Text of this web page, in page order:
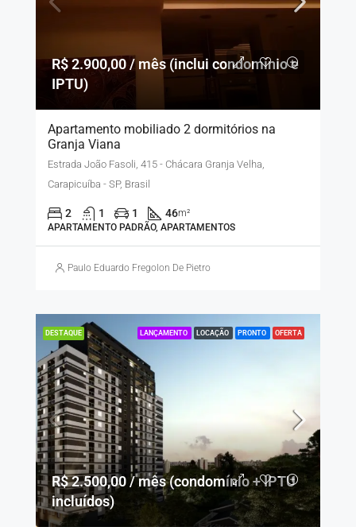
R$ 2.900,00 / mês (inclui condomínio e
IPTU)
Apartamento mobiliado 2 dormitórios na
Granja Viana
Estrada João Fasoli, 415 - Chácara Granja Velha,
Carapicuíba - SP, Brasil
2 1 1 46m²
APARTAMENTO PADRÃO, APARTAMENTOS
Paulo Eduardo Fregolon De Pietro
DESTAQUE LANÇAMENTO LOCAÇÃO PRONTO OFERTA
R$ 2.500,00 / mês (condomínio + IPTU
incluídos)